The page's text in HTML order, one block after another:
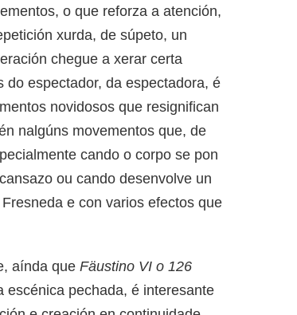
o que reforza a atención,
xurda, de súpeto, un
chegue a xerar certa
espectador, da espectadora, é
novidosos que resignifican
nalgúns movementos que, de
cando o corpo se pon
ou cando desenvolve un
e con varios efectos que
aínda que Fäustino VI o 126
escénica pechada, é interesante